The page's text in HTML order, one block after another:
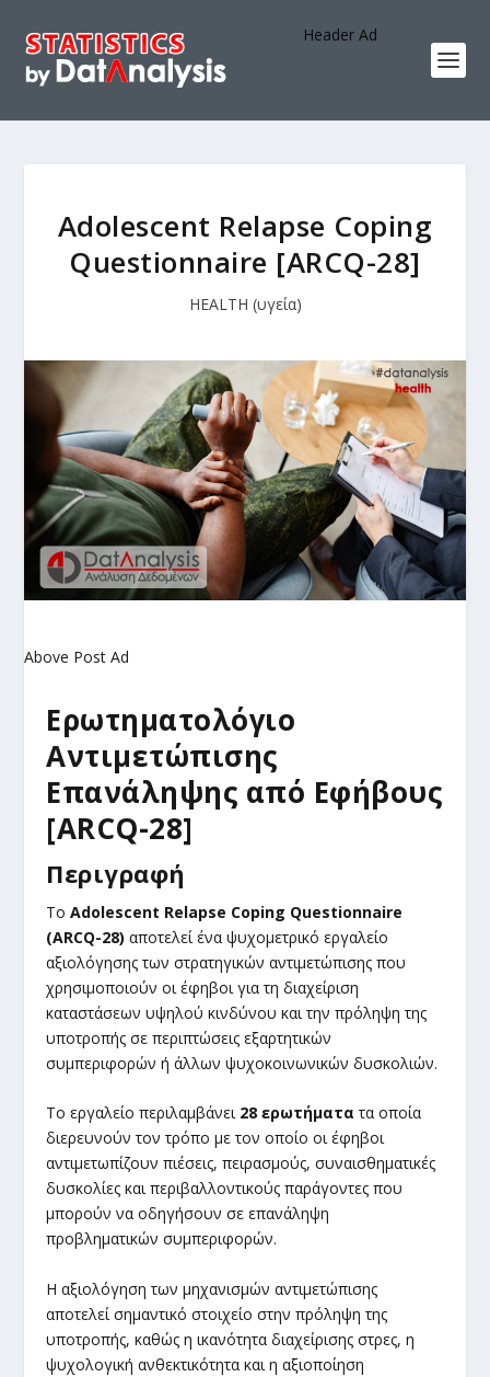
Header Ad
Adolescent Relapse Coping
Questionnaire [ARCQ-28]
HEALTH (υγεία)
Above Post Ad
Ερωτηματολόγιο
Αντιμετώπισης
Επανάληψης από Εφήβους
[ARCQ-28]
Περιγραφή
ΤοAdolescent Relapse Coping Questionnaire
(ARCQ-28) αποτελεί ένα ψυχομετρικό εργαλείο
αξιολόγησης των στρατηγικών αντιμετώπισης που
χρησιμοποιούν οι έφηβοι για τη διαχείριση
καταστάσεων υψηλού κινδύνου και την πρόληψη της
υποτροπής σε περιπτώσεις εξαρτητικών
συμπεριφορών ή άλλων ψυχοκοινωνικών δυσκολιών.
Το εργαλείο περιλαμβάνει 28 ερωτήματα τα οποία
διερευνούν τον τρόπο με τον οποίο οι έφηβοι
αντιμετωπίζουν πιέσεις, πειρασμούς, συναισθηματικές
δυσκολίες και περιβαλλοντικούς παράγοντες που
μπορούν να οδηγήσουν σε επανάληψη
προβληματικών συμπεριφορών.
Η αξιολόγηση των μηχανισμών αντιμετώπισης
αποτελεί σημαντικό στοιχείο στην πρόληψη της
υποτροπής, καθώς η ικανότητα διαχείρισης στρες, η
ψυχολογική ανθεκτικότητα και η αξιοποίηση